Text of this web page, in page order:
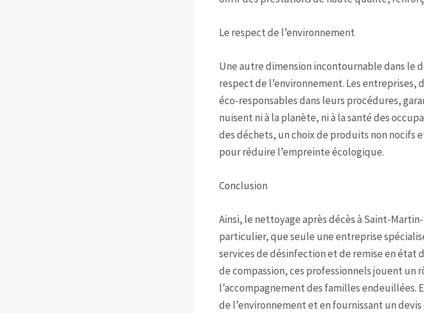
Le respect de l’environnement
Une autre dimension incontournable dans le
respect de l’environnement. Les entreprises,
éco-responsables dans leurs procédures,
nuisent ni à la planète, ni à la santé des
des déchets, un choix de produits non nocifs
pour réduire l’empreinte écologique.
Conclusion
Ainsi, le nettoyage après décès à Saint-
particulier, que seule une entreprise
services de désinfection et de remise en
de compassion, ces professionnels jouent un
l’accompagnement des familles
de l’environnement et en fournissant un